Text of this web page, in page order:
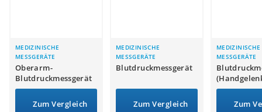
Massagegerät
Service
MEDIZINISCHE
MESSGERÄTE
Oberarm-
Blutdruckmessgerät
Zum Vergleich
MEDIZINISCHE
MESSGERÄTE
Blutdruckmessgerät
Zum Vergleich
MEDIZINISCHE
MESSGERÄTE
Zum